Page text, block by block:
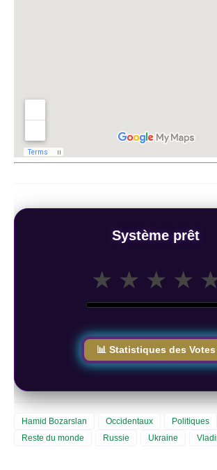
Système prêt
★ ★ ★ ★
📊 Statistiques des Votes
Hamid Bozarslan Occidentaux
Politiques
Reste du monde
Russie Ukraine